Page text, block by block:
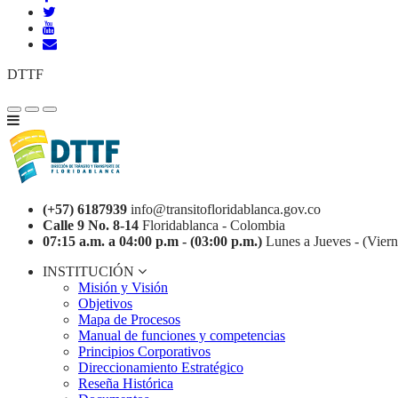
DTTF
(+57) 6187939 info@transitofloridablanca.gov.co
Calle 9 No. 8-14 Floridablanca - Colombia
07:15 a.m. a 04:00 p.m - (03:00 p.m.) Lunes a Jueves -
INSTITUCIÓN
Misión y Visión
Objetivos
Mapa de Procesos
Manual de funciones y competencias
Principios Corporativos
Direccionamiento Estratégico
Reseña Histórica